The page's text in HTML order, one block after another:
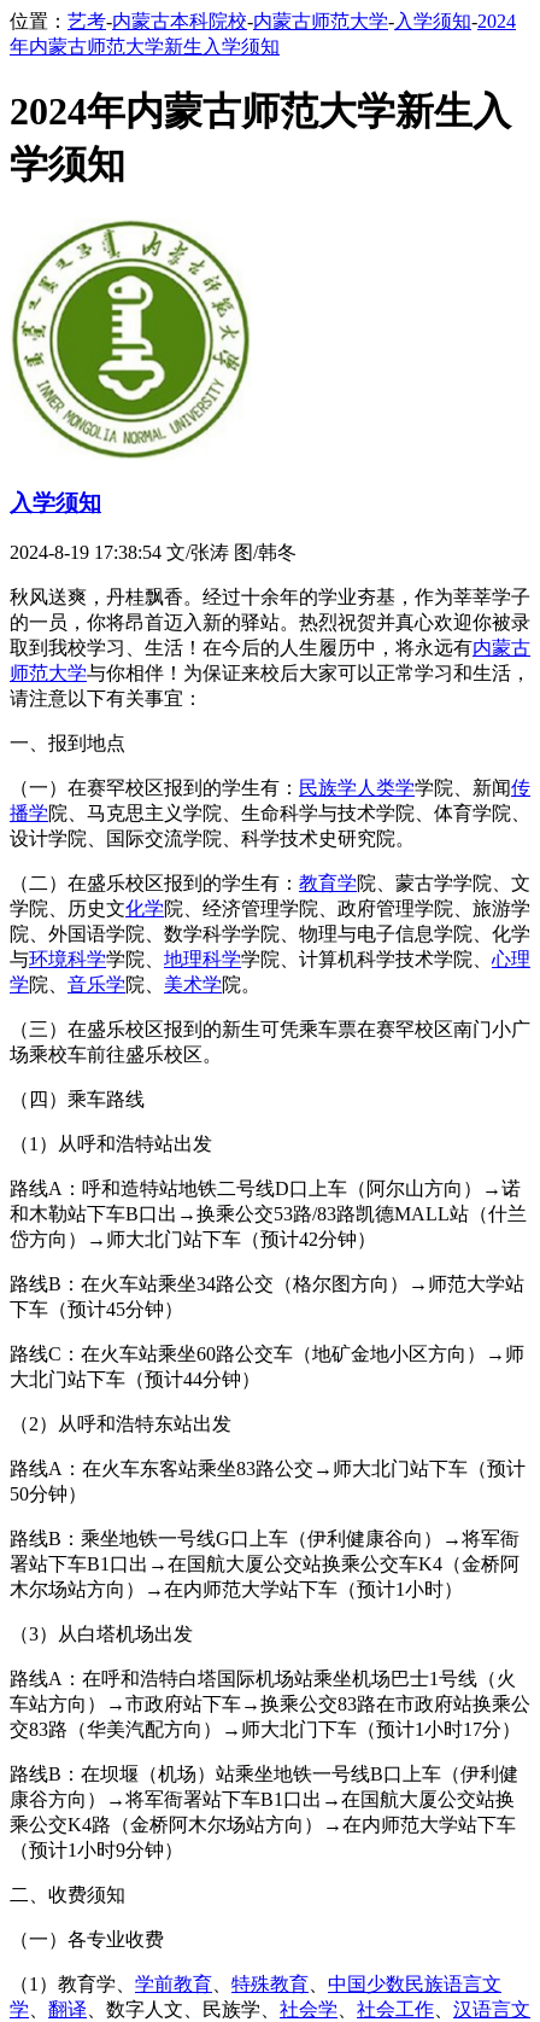
位置： 艺考-内蒙古本科院校-内蒙古师范大学-入学须知-2024
年内蒙古师范大学新生入学须知
2024年内蒙古师范大学新生入
学须知
入学须知
2024-8-19 17:38:54 文/张涛 图/韩冬
秋风送爽，丹桂飘香。经过十余年的学业夯基，作为莘莘学子
的一员，你将昂首迈入新的驿站。热烈祝贺并真心欢迎你被录
取到我校学习、生活！在今后的人生履历中，将永远有内蒙古
师范大学与你相伴！为保证来校后大家可以正常学习和生活，
请注意以下有关事宜：
一、报到地点
（一）在赛罕校区报到的学生有： 民族学 人类学学院、新闻传
播学院、马克思主义学院、生命科学与技术学院、体育学院、
设计学院、国际交流学院、科学技术史研究院。
（二）在盛乐校区报到的学生有： 教育学院、蒙古学学院、文
学院、历史文化学院、经济管理学院、政府管理学院、旅游学
院、外国语学院、数学科学学院、物理与电子信息学院、化学
与环境科学学院、 地理科学学院、计算机科学技术学院、 心理
学院、 音乐学院、 美术学院。
（三）在盛乐校区报到的新生可凭乘车票在赛罕校区南门小广
场乘校车前往盛乐校区。
（四）乘车路线
（1）从呼和浩特站出发
路线A：呼和造特站地铁二号线D口上车（阿尔山方向）→诺
和木勒站下车B口出→换乘公交53路/83路凯德MALL站（什兰
岱方向）→师大北门站下车（预计42分钟）
路线B：在火车站乘坐34路公交（格尔图方向）→师范大学站
下车（预计45分钟）
路线C：在火车站乘坐60路公交车（地矿金地小区方向）→师
大北门站下车（预计44分钟）
（2）从呼和浩特东站出发
路线A：在火车东客站乘坐83路公交→师大北门站下车（预计
50分钟）
路线B：乘坐地铁一号线G口上车（伊利健康谷向）→将军衙
署站下车B1口出→在国航大厦公交站换乘公交车K4（金桥阿
木尔场站方向）→在内师范大学站下车（预计1小时）
（3）从白塔机场出发
路线A：在呼和浩特白塔国际机场站乘坐机场巴士1号线（火
车站方向）→市政府站下车→换乘公交83路在市政府站换乘公
交83路（华美汽配方向）→师大北门下车（预计1小时17分）
路线B：在坝堰（机场）站乘坐地铁一号线B口上车（伊利健
康谷方向）→将军衙署站下车B1口出→在国航大厦公交站换
乘公交K4路（金桥阿木尔场站方向）→在内师范大学站下车
（预计1小时9分钟）
二、收费须知
（一）各专业收费
（1）教育学、 学前教育 特殊教育
中国少数民族语言文
学
翻译 、数字人文、民族学、 社会学 社会工作
汉语言文